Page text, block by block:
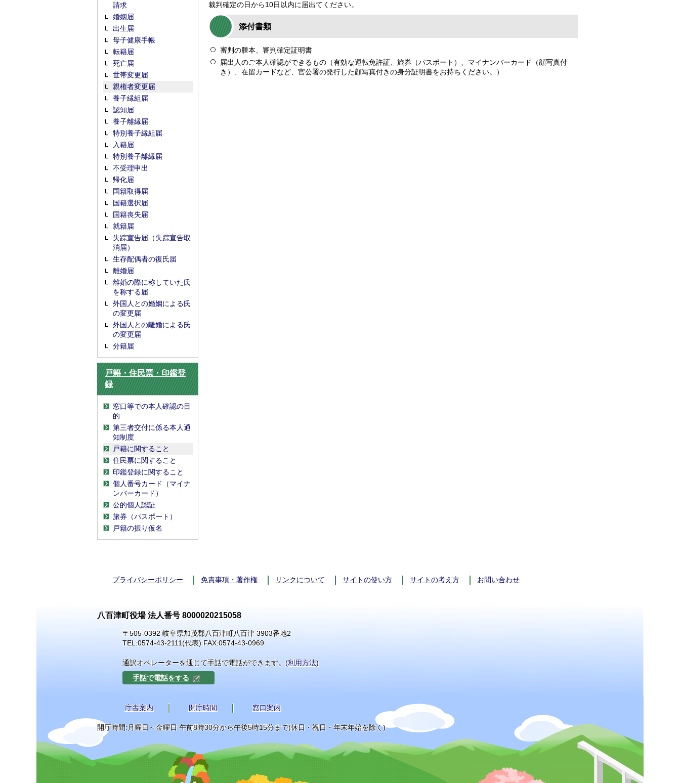
請求
婚姻届
出生届
母子健康手帳
転籍届
死亡届
世帯変更届
親権者変更届
養子縁組届
認知届
養子離縁届
特別養子縁組届
入籍届
特別養子離縁届
不受理申出
帰化届
国籍取得届
国籍選択届
国籍喪失届
就籍届
失踪宣告届（失踪宣告取
消届）
生存配偶者の復氏届
離婚届
離婚の際に称していた氏
を称する届
外国人との婚姻による氏
の変更届
外国人との離婚による氏
の変更届
分籍届
戸籍・住民票・印鑑登
録
窓口等での本人確認の目
的
第三者交付に係る本人通
知制度
戸籍に関すること
住民票に関すること
印鑑登録に関すること
個人番号カード（マイナ
ンバーカード）
公的個人認証
旅券（パスポート）
戸籍の振り仮名
裁判確定の日から10日以内に届出てください。
添付書類
審判の謄本、審判確定証明書
届出人のご本人確認ができるもの（有効な運転免許証、旅券（パスポート）、マイナンバーカード（顔写真付
き）、在留カードなど、官公署の発行した顔写真付きの身分証明書をお持ちください。）
プライバシーポリシー 免責事項・著作権 リンクについて サイトの使い方 サイトの考え方 お問い合わせ
八百津町役場 法人番号 8000020215058
〒505-0392 岐阜県加茂郡八百津町八百津 3903番地2
TEL:0574-43-2111(代表) FAX:0574-43-0969
通訳オペレーターを通じて手話で電話ができます。 (利用方法)
手話で電話をする
庁舎案内 開庁時間 窓口案内
開庁時間:月曜日～金曜日 午前8時30分から午後5時15分まで(休日・祝日・年末年始を除く)